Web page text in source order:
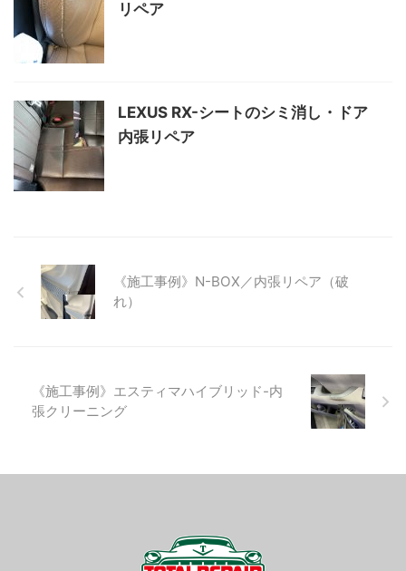
リペア
LEXUS RX-シートのシミ消し・ドア
内張リペア
《施工事例》N-BOX／内張リペア（破
れ）
《施工事例》エスティマハイブリッド-内
張クリーニング